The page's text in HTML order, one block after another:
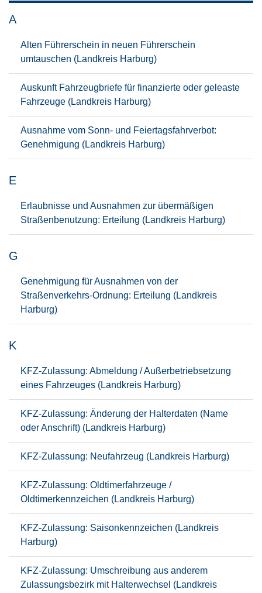
A
Alten Führerschein in neuen Führerschein
umtauschen (Landkreis Harburg)
Auskunft Fahrzeugbriefe für finanzierte oder geleaste
Fahrzeuge (Landkreis Harburg)
Ausnahme vom Sonn- und Feiertagsfahrverbot:
Genehmigung (Landkreis Harburg)
E
Erlaubnisse und Ausnahmen zur übermäßigen
Straßenbenutzung: Erteilung (Landkreis Harburg)
G
Genehmigung für Ausnahmen von der
Straßenverkehrs-Ordnung: Erteilung (Landkreis
Harburg)
K
KFZ-Zulassung: Abmeldung / Außerbetriebsetzung
eines Fahrzeuges (Landkreis Harburg)
KFZ-Zulassung: Änderung der Halterdaten (Name
oder Anschrift) (Landkreis Harburg)
KFZ-Zulassung: Neufahrzeug (Landkreis Harburg)
KFZ-Zulassung: Oldtimerfahrzeuge /
Oldtimerkennzeichen (Landkreis Harburg)
KFZ-Zulassung: Saisonkennzeichen (Landkreis
Harburg)
KFZ-Zulassung: Umschreibung aus anderem
Zulassungsbezirk mit Halterwechsel (Landkreis